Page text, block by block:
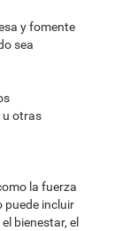
y fomente
sea
u otras
la fuerza
puede incluir
bienestar, el